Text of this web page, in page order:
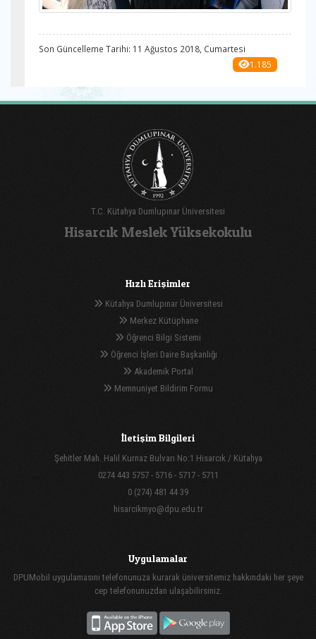
Son Güncelleme Tarihi: 11 Ağustos 2018, Cumartesi
1.185
T.C. Kütahya Dumlupınar Üniversitesi
Hisarcık Meslek Yüksekokulu
Hızlı Erişimler
Kütahya Dumlupınar Üniversitesi
Merkez Kütüphane
Öğrenci Bilgi Sistemi
Öğrenci İşleri Daire Başkanlığı
Akademik Portal
Memnuniyet Bildirim Formu
İletişim Bilgileri
Şehitler Mah. Halil Kurnaz Bulvarı No:1 Hisarcık / Kütahya
0274 443 5757 - 5716 - 5717 - 5711
0 (274) 481 44 39
hisarcikmyo@dpu.edu.tr
Uygulamalar
DPUMobil uygulamasını telefonunuza kurarak üniversitemiz hakkındaki her şeye
cep telefonunuzdan ulaşabilirsiniz.